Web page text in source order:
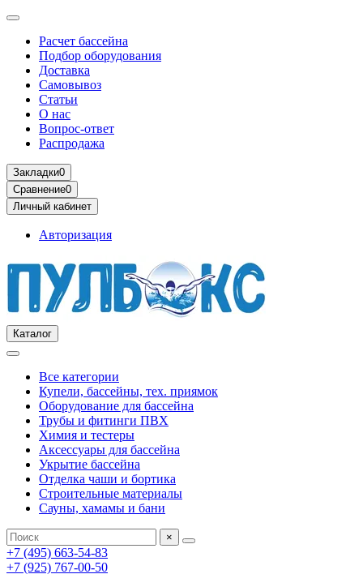
Расчет бассейна
Подбор оборудования
Доставка
Самовывоз
Статьи
О нас
Вопрос-ответ
Распродажа
Закладки0
Сравнение0
Личный кабинет
Авторизация
Каталог
Все категории
Купели, бассейны, тех. приямок
Оборудование для бассейна
Трубы и фитинги ПВХ
Химия и тестеры
Аксессуары для бассейна
Укрытие бассейна
Отделка чаши и бортика
Строительные материалы
Сауны, хамамы и бани
×
+7 (495) 663-54-83
+7 (925) 767-00-50